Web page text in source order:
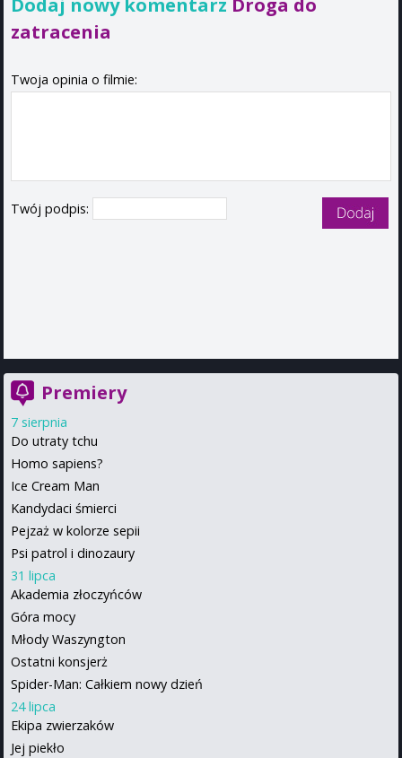
zatracenia
Twoja opinia o filmie:
Twój podpis:
Premiery
7 sierpnia
Do utraty tchu
Homo sapiens?
Ice Cream Man
Kandydaci śmierci
Pejzaż w kolorze sepii
Psi patrol i dinozaury
31 lipca
Akademia złoczyńców
Góra mocy
Młody Waszyngton
Ostatni konsjerż
Spider-Man: Całkiem nowy dzień
24 lipca
Ekipa zwierzaków
Jej piekło